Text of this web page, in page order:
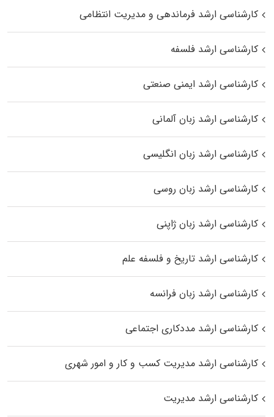
کارشناسی ارشد فرماندهی و مدیریت انتظامی
کارشناسی ارشد فلسفه
کارشناسی ارشد ایمنی صنعتی
کارشناسی ارشد زبان آلمانی
کارشناسی ارشد زبان انگلیسی
کارشناسی ارشد زبان روسی
کارشناسی ارشد زبان ژاپنی
کارشناسی ارشد تاریخ و فلسفه علم
کارشناسی ارشد زبان فرانسه
کارشناسی ارشد مددکاری اجتماعی
کارشناسی ارشد مدیریت کسب و کار و امور شهری
کارشناسی ارشد مدیریت